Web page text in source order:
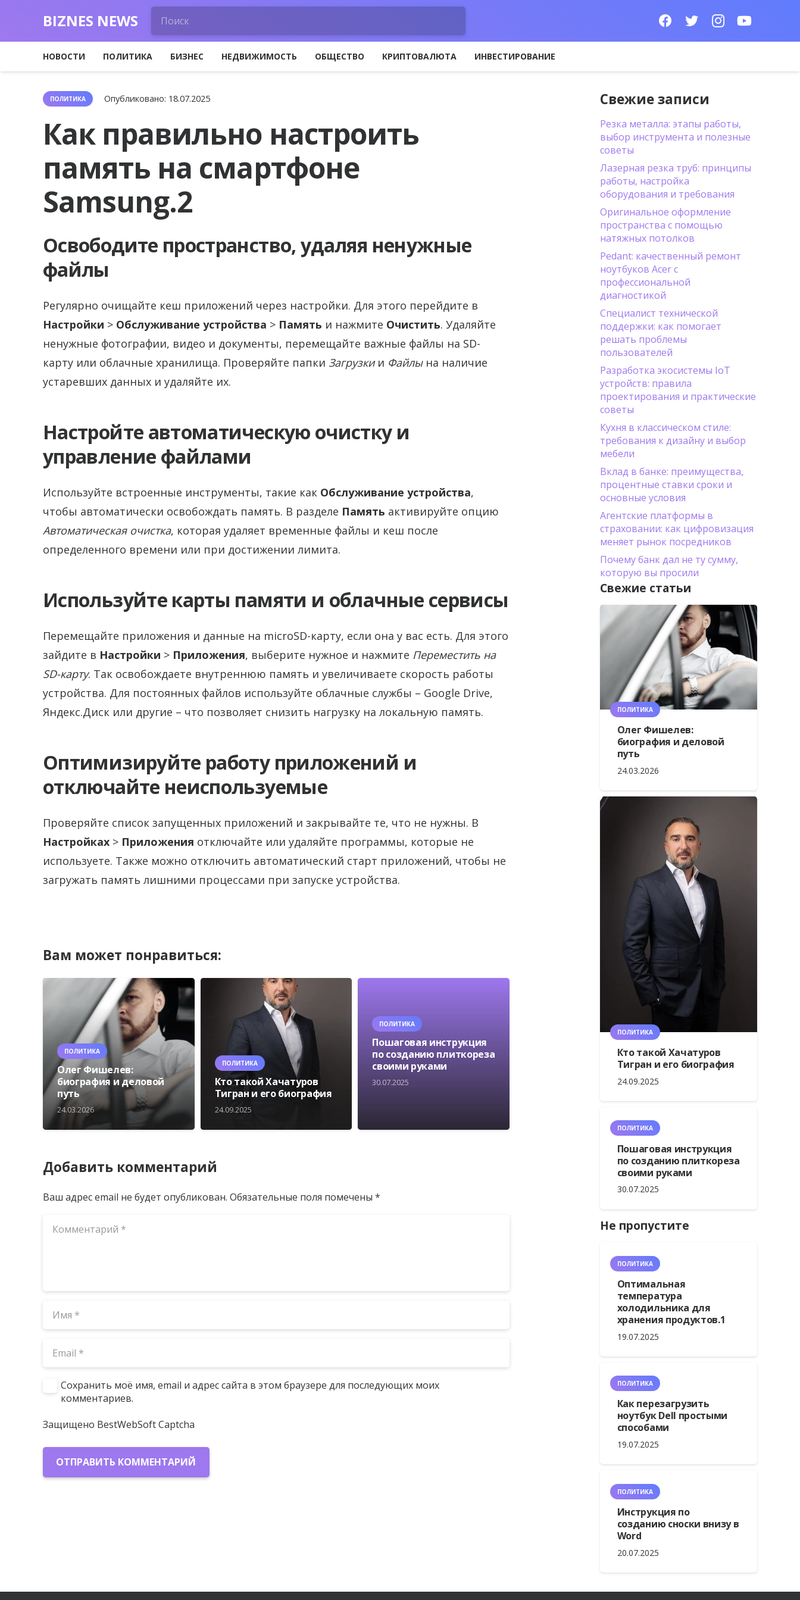
BIZNES NEWS
НОВОСТИ ПОЛИТИКА БИЗНЕС НЕДВИЖИМОСТЬ ОБЩЕСТВО КРИПТОВАЛЮТА ИНВЕСТИРОВАНИЕ
ПОЛИТИКА Опубликовано: 18.07.2025
Как правильно настроить
память на смартфоне
Samsung.2
Освободите пространство, удаляя ненужные
файлы
Регулярно очищайте кеш приложений через настройки. Для этого перейдите в
Настройки > Обслуживание устройства > Память и нажмите Очистить. Удаляйте
ненужные фотографии, видео и документы, перемещайте важные файлы на SD-
карту или облачные хранилища. Проверяйте папки Загрузкии Файлына наличие
устаревших данных и удаляйте их.
Настройте автоматическую очистку и
управление файлами
Используйте встроенные инструменты, такие как Обслуживание устройства,
чтобы автоматически освобождать память. В разделе Память активируйте опцию
Автоматическая очистка, которая удаляет временные файлы и кеш после
определенного времени или при достижении лимита.
Используйте карты памяти и облачные сервисы
Перемещайте приложения и данные на microSD-карту, если она у вас есть. Для этого
зайдите в Настройки > Приложения, выберите нужное и нажмите Переместить на
SD-карту. Так освобождаете внутреннюю память и увеличиваете скорость работы
устройства. Для постоянных файлов используйте облачные службы – Google Drive,
Яндекс.Диск или другие – что позволяет снизить нагрузку на локальную память.
Оптимизируйте работу приложений и
отключайте неиспользуемые
Проверяйте список запущенных приложений и закрывайте те, что не нужны. В
Настройках > Приложения отключайте или удаляйте программы, которые не
используете. Также можно отключить автоматический старт приложений, чтобы не
загружать память лишними процессами при запуске устройства.
Вам может понравиться:
ПОЛИТИКА
Олег Фишелев:
биография и деловой
путь
24.03.2026
ПОЛИТИКА
Кто такой Хачатуров
Тигран и его биография
24.09.2025
ПОЛИТИКА
Пошаговая инструкция
по созданию плиткореза
своими руками
30.07.2025
Добавить комментарий
Ваш адрес email не будет опубликован. Обязательные поля помечены *
Сохранить моё имя, email и адрес сайта в этом браузере для последующих моих
комментариев.
Защищено BestWebSoft Captcha
ОТПРАВИТЬ КОММЕНТАРИЙ
Свежие записи
Резка металла: этапы работы,
выбор инструмента и полезные
советы
Лазерная резка труб: принципы
работы, настройка
оборудования и требования
Оригинальное оформление
пространства с помощью
натяжных потолков
Pedant: качественный ремонт
ноутбуков Acer с
профессиональной
диагностикой
Специалист технической
поддержки: как помогает
решать проблемы
пользователей
Разработка экосистемы IoT
устройств: правила
проектирования и практические
советы
Кухня в классическом стиле:
требования к дизайну и выбор
мебели
Вклад в банке: преимущества,
процентные ставки сроки и
основные условия
Агентские платформы в
страховании: как цифровизация
меняет рынок посредников
Почему банк дал не ту сумму,
которую вы просили
Свежие статьи
ПОЛИТИКА
Олег Фишелев:
биография и деловой
путь
24.03.2026
ПОЛИТИКА
Кто такой Хачатуров
Тигран и его биография
24.09.2025
ПОЛИТИКА
Пошаговая инструкция
по созданию плиткореза
своими руками
30.07.2025
Не пропустите
ПОЛИТИКА
Оптимальная
температура
холодильника для
хранения продуктов.1
19.07.2025
ПОЛИТИКА
Как перезагрузить
ноутбук Dell простыми
способами
19.07.2025
ПОЛИТИКА
Инструкция по
созданию сноски внизу в
Word
20.07.2025